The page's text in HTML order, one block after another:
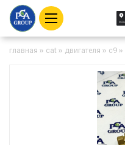
главная » cat » двигателя » c9 »